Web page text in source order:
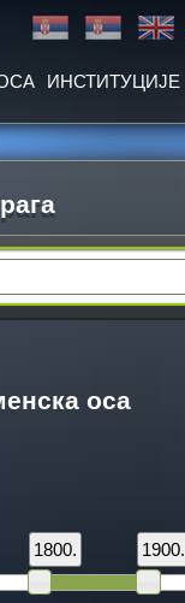
ИНСТИТУЦИЈЕ
оса
1800. 1900.